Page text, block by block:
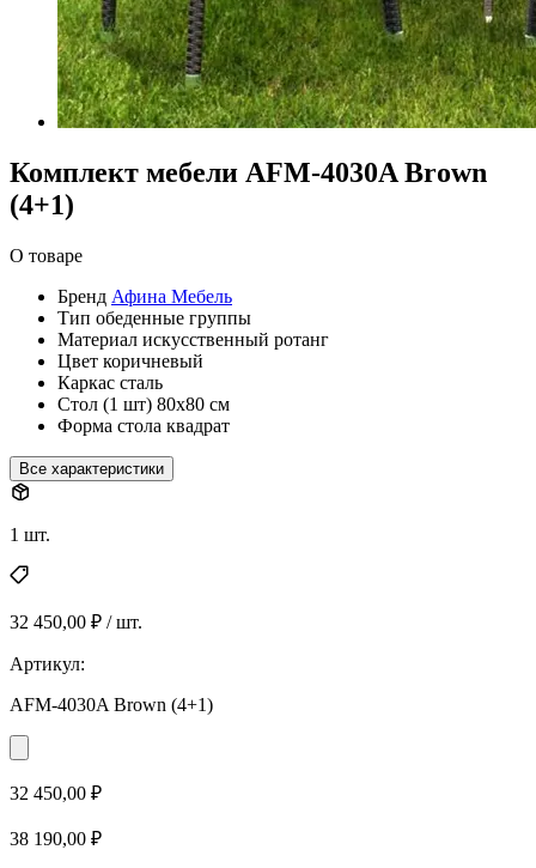
Комплект мебели AFM-4030A Brown
(4+1)
О товаре
Бренд Афина Мебель
Тип обеденные группы
Материал искусственный ротанг
Цвет коричневый
Каркас сталь
Стол (1 шт) 80х80 см
Форма стола квадрат
Все характеристики
1 шт.
32 450,00 ₽ / шт.
Артикул:
AFM-4030A Brown (4+1)
32 450,00 ₽
38 190,00 ₽